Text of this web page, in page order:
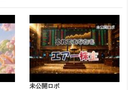
未公開ロボ